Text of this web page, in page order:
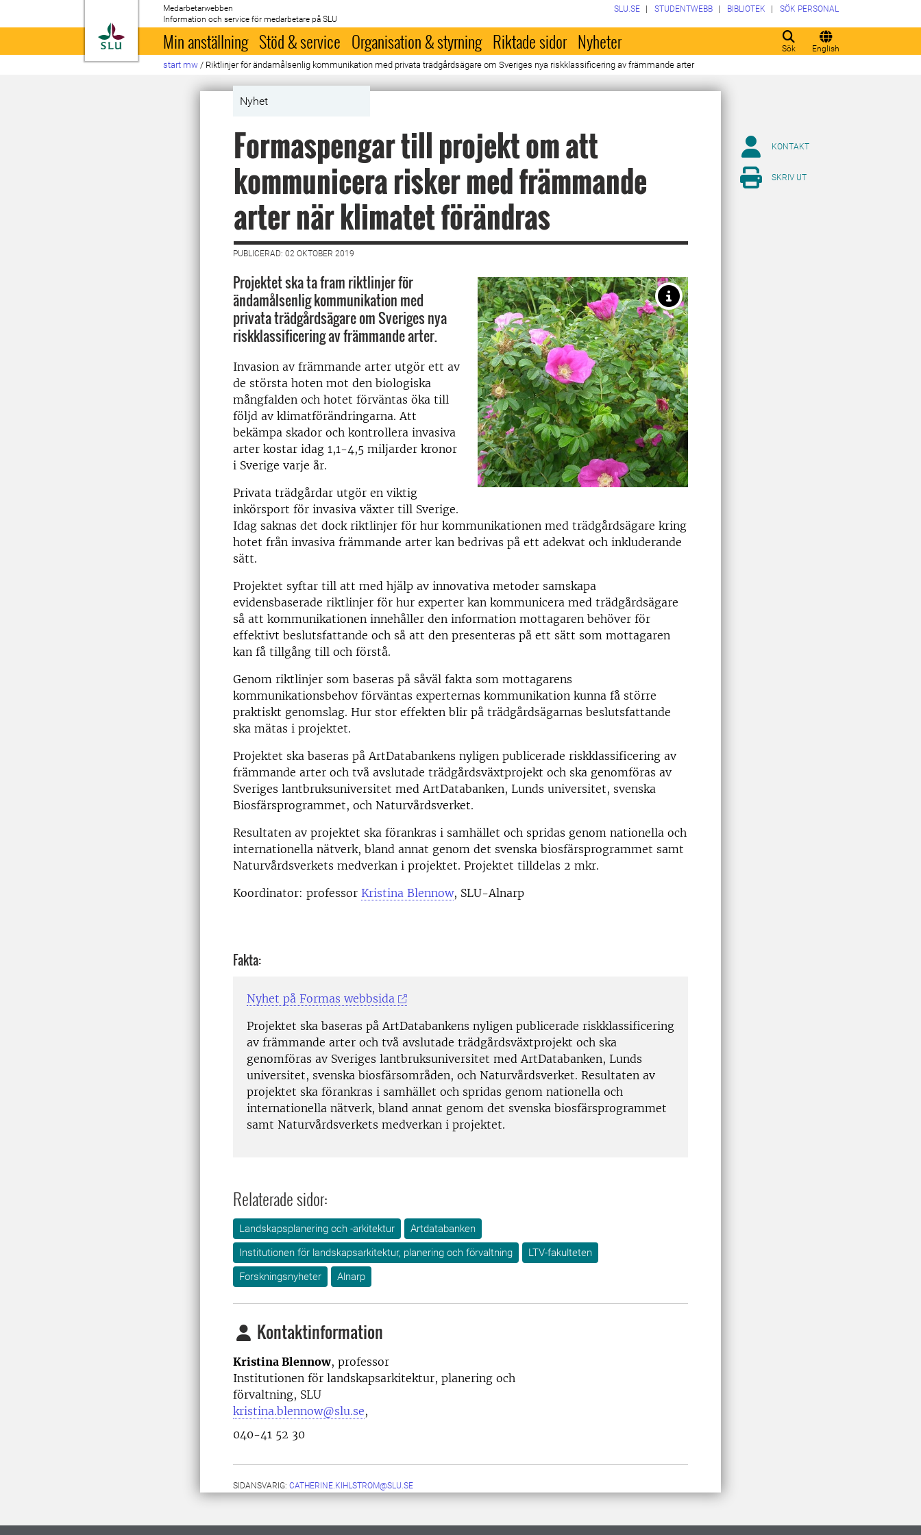
Till startsida
Medarbetarwebben
Information och service för medarbetare på SLU
Sök English
SLU.SE STUDENTWEBB BIBLIOTEK SÖK PERSONAL
Min anställning Stöd & service Organisation & styrning Riktade sidor Nyheter
start mw / Riktlinjer för ändamålsenlig kommunikation med privata trädgårdsägare om Sveriges nya riskklassificering av främmande arter
Nyhet
Formaspengar till projekt om att
kommunicera risker med främmande
arter när klimatet förändras
PUBLICERAD: 02 OKTOBER 2019
Projektet ska ta fram riktlinjer för
ändamålsenlig kommunikation med
privata trädgårdsägare om Sveriges nya
riskklassificering av främmande arter.
Invasion av främmande arter utgör ett av
de största hoten mot den biologiska
mångfalden och hotet förväntas öka till
följd av klimatförändringarna. Att
bekämpa skador och kontrollera invasiva
arter kostar idag 1,1-4,5 miljarder kronor
i Sverige varje år.
Privata trädgårdar utgör en viktig
inkörsport för invasiva växter till Sverige.
Idag saknas det dock riktlinjer för hur kommunikationen med trädgårdsägare kring
hotet från invasiva främmande arter kan bedrivas på ett adekvat och inkluderande
sätt.
Projektet syftar till att med hjälp av innovativa metoder samskapa
evidensbaserade riktlinjer för hur experter kan kommunicera med trädgårdsägare
så att kommunikationen innehåller den information mottagaren behöver för
effektivt beslutsfattande och så att den presenteras på ett sätt som mottagaren
kan få tillgång till och förstå.
Genom riktlinjer som baseras på såväl fakta som mottagarens
kommunikationsbehov förväntas experternas kommunikation kunna få större
praktiskt genomslag. Hur stor effekten blir på trädgårdsägarnas beslutsfattande
ska mätas i projektet.
Projektet ska baseras på ArtDatabankens nyligen publicerade riskklassificering av
främmande arter och två avslutade trädgårdsväxtprojekt och ska genomföras av
Sveriges lantbruksuniversitet med ArtDatabanken, Lunds universitet, svenska
Biosfärsprogrammet, och Naturvårdsverket.
Resultaten av projektet ska förankras i samhället och spridas genom nationella och
internationella nätverk, bland annat genom det svenska biosfärsprogrammet samt
Naturvårdsverkets medverkan i projektet. Projektet tilldelas 2 mkr.
Koordinator: professor Kristina Blennow, SLU-Alnarp
Fakta:
Nyhet på Formas webbsida
Projektet ska baseras på ArtDatabankens nyligen publicerade riskklassificering
av främmande arter och två avslutade trädgårdsväxtprojekt och ska
genomföras av Sveriges lantbruksuniversitet med ArtDatabanken, Lunds
universitet, svenska biosfärsområden, och Naturvårdsverket. Resultaten av
projektet ska förankras i samhället och spridas genom nationella och
internationella nätverk, bland annat genom det svenska biosfärsprogrammet
samt Naturvårdsverkets medverkan i projektet.
Relaterade sidor:
Landskapsplanering och -arkitektur
Artdatabanken
Institutionen för landskapsarkitektur, planering och förvaltning
LTV-fakulteten
Forskningsnyheter
Alnarp
Kontaktinformation
Kristina Blennow, professor
Institutionen för landskapsarkitektur, planering och
förvaltning, SLU
kristina.blennow@slu.se,
040-41 52 30
SIDANSVARIG: CATHERINE.KIHLSTROM@SLU.SE
KONTAKT
SKRIV UT